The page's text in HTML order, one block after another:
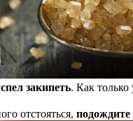
закипеть. Как только
отстояться, подождите